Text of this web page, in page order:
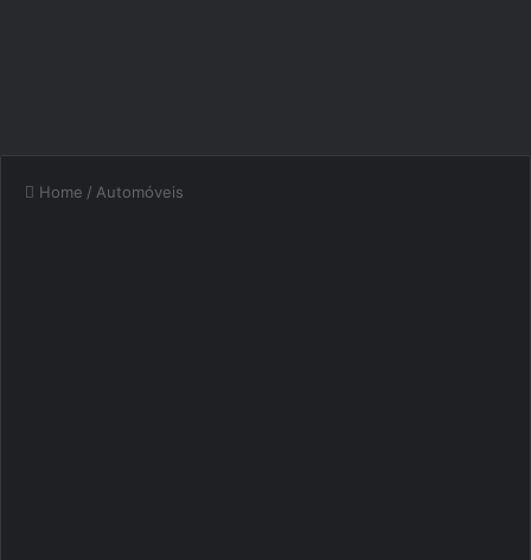
Home / Automóveis